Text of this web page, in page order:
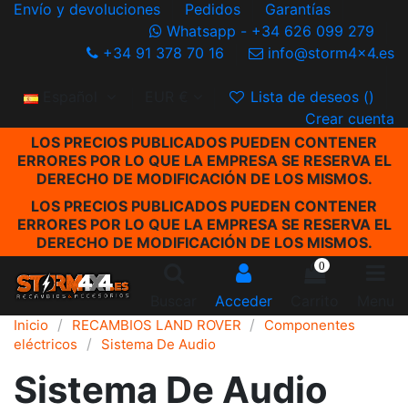
Envío y devoluciones Pedidos
Garantías
Whatsapp - +34 626 099 279
+34 91 378 70 16
info@storm4x4.es
Español Lista de deseos ()
Crear cuenta
LOS PRECIOS PUBLICADOS PUEDEN CONTENER
ERRORES POR LO QUE LA EMPRESA SE RESERVA EL
DERECHO DE MODIFICACIÓN DE LOS MISMOS.
LOS PRECIOS PUBLICADOS PUEDEN CONTENER
ERRORES POR LO QUE LA EMPRESA SE RESERVA EL
DERECHO DE MODIFICACIÓN DE LOS MISMOS.
Acceder
0
Inicio RECAMBIOS LAND ROVER
Componentes
eléctricos
Sistema De Audio
Sistema De Audio